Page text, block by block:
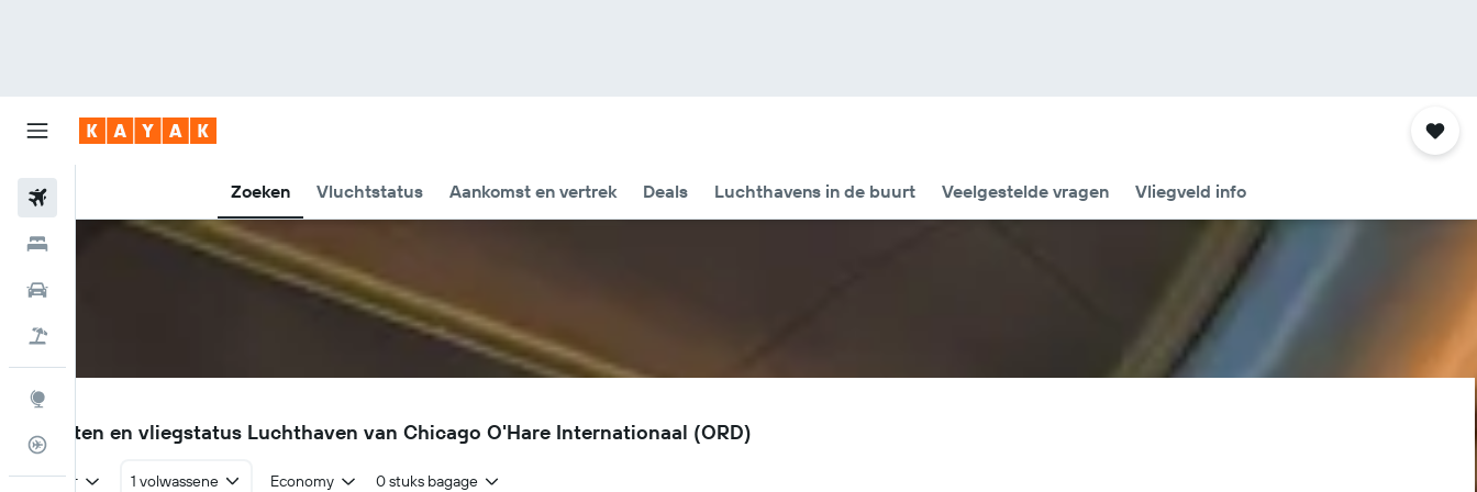
Zoeken Vluchtstatus Aankomst en vertrek Deals Luchthavens in de buurt Veelgestelde vragen Vliegveld info
Vluchtstatus info
ORD
Vluchten en vliegstatus Luchthaven van Chicago O'Hare Internationaal (ORD)
Retour 1 volwassene Economy 0 stuks bagage